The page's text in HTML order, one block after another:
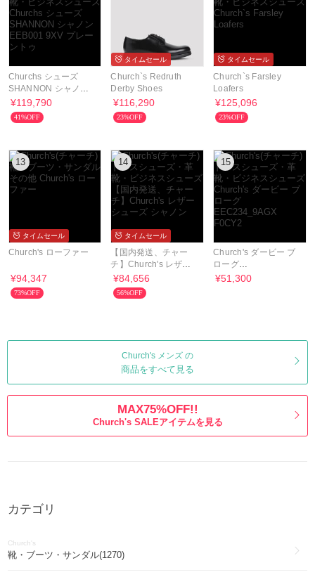
Churchs シューズ
SHANNON シャノン
EEB001 9XV プレーン
トゥ
¥119,790
41%OFF
タイムセール
Church`s Redruth
Derby Shoes
¥116,290
23%OFF
タイムセール
Church`s Farsley
Loafers
¥125,096
23%OFF
13
タイムセール
Church's ローファー
¥94,347
73%OFF
14
タイムセール
【国内発送、チャー
チ】Church's レザー
シューズ シャノン
¥84,656
56%OFF
15
Church's ダービー ブ
ローグ
EEC234_9AGX
¥51,300
Church's メンズ の
商品をすべて見る
MAX75%OFF!!
Church's SALEアイテムを見る
カテゴリ
Church's
靴・ブーツ・サンダル(1270)